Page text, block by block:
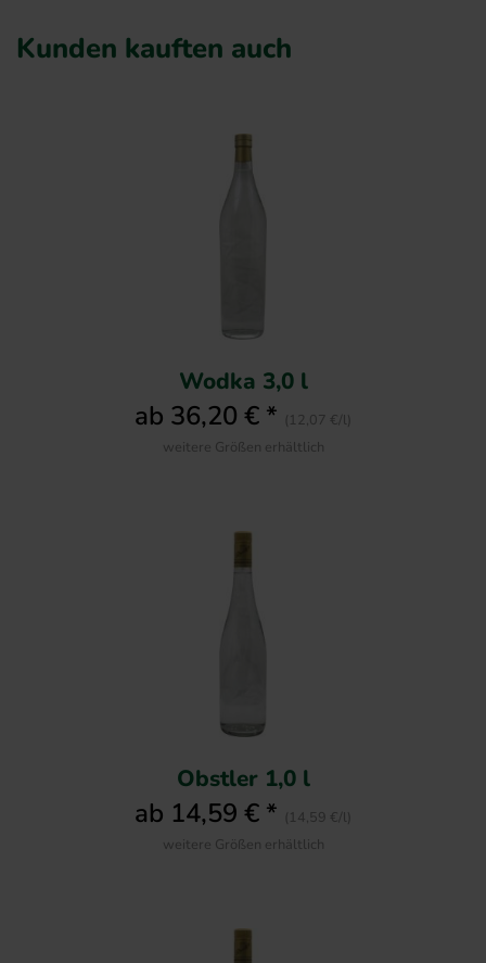
Kunden kauften auch
Wodka 3,0 l
ab 36,20 € * (12,07 €/l)
weitere Größen erhältlich
Obstler 1,0 l
ab 14,59 € * (14,59 €/l)
weitere Größen erhältlich